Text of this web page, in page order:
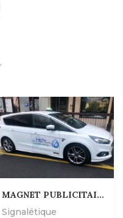
MAGNET PUBLICITAIRE
Signalétique